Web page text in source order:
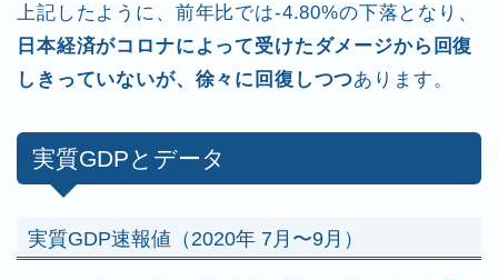
上記したように、前年比では-4.80%の下落となり、
日本経済がコロナによって受けたダメージから回復
しきっていないが、徐々に回復しつつあります。
実質GDPとデータ
実質GDP速報値（2020年 7月〜9月）